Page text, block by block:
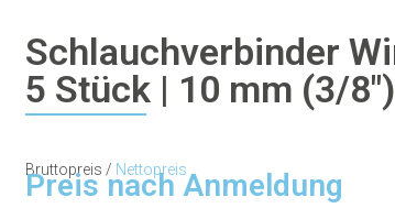
Schlauchverbinder
5 Stück | 10 mm (3/8″)
Bruttopreis / Nettopreis
Preis nach Anmeldung